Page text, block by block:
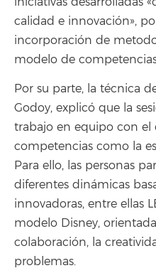
calidad e innovación»,
incorporación de
modelo de
Por su parte, la técnica
Godoy, explicó que la
trabajo en equipo con el
competencias como la
Para ello, las personas
diferentes dinámicas
innovadoras, entre ellas
modelo Disney,
colaboración, la
problemas.